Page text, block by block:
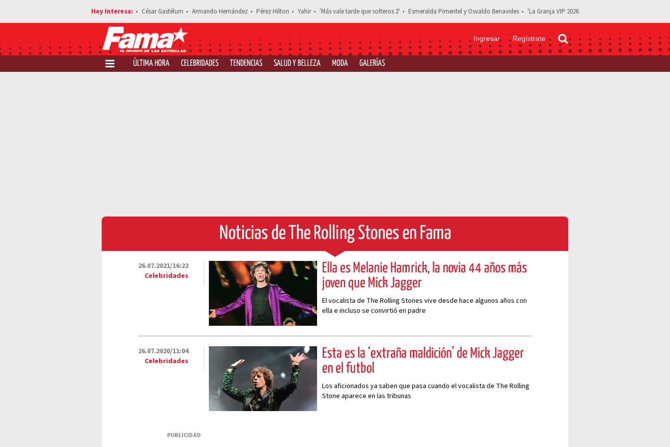
César Gastélum Armando Hernández Pérez Hilton Yahir 'Más vale tarde que solteros 2' Esmeralda Pimentel y Osvaldo Benavides 'La Granja VIP 2026
Ingresar Regístrate
ÚLTIMA HORA CELEBRIDADES TENDENCIAS SALUD Y BELLEZA MODA GALERÍAS
Noticias de The Rolling Stones en Fama
26.07.2021/16:22
Celebridades
Ella es Melanie Hamrick, la novia 44 años más
joven que Mick Jagger
El vocalista de The Rolling Stones vive desde hace algunos años con
ella e incluso se convirtió en padre
26.07.2020/11:04
Celebridades
Esta es la ‘extraña maldición’ de Mick Jagger
en el futbol
Los aficionados ya saben que pasa cuando el vocalista de The Rolling
Stone aparece en las tribunas
PUBLICIDAD